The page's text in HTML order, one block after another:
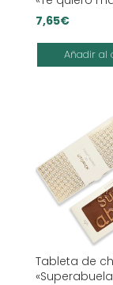
7,65€
Añadir al
Tableta de